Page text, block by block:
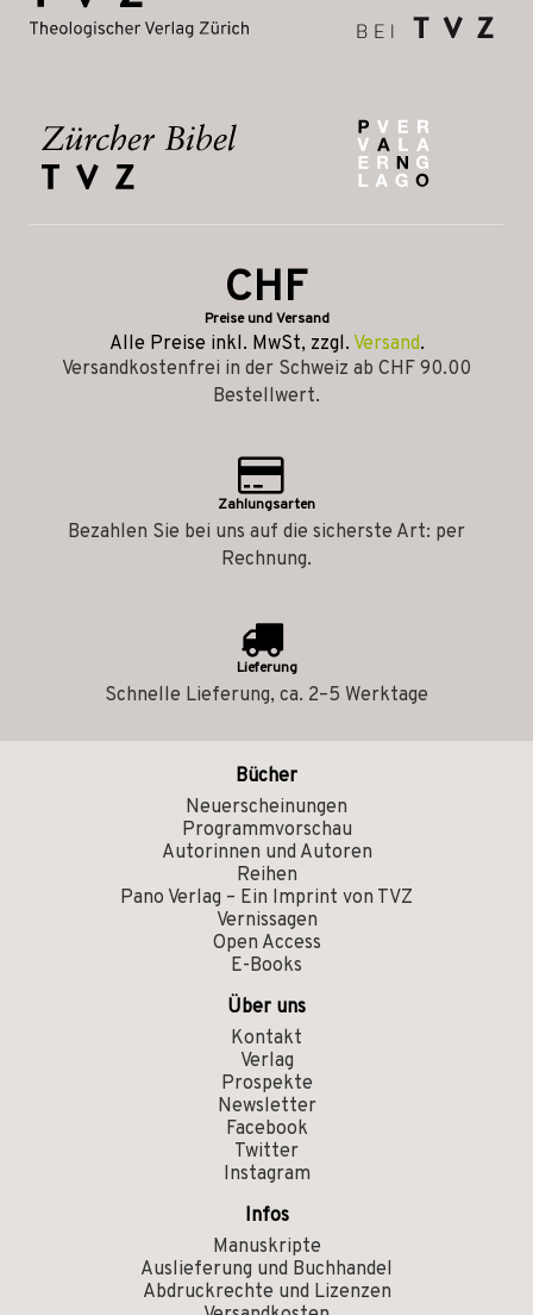
CHF
Preise und Versand
Alle Preise inkl. MwSt, zzgl. Versand.
Versandkostenfrei in der Schweiz ab CHF 90.00
Bestellwert.
Zahlungsarten
Bezahlen Sie bei uns auf die sicherste Art: per
Rechnung.
Lieferung
Schnelle Lieferung, ca. 2–5 Werktage
Bücher
Neuerscheinungen
Programmvorschau
Autorinnen und Autoren
Reihen
Pano Verlag – Ein Imprint von TVZ
Vernissagen
Open Access
E-Books
Über uns
Kontakt
Verlag
Prospekte
Newsletter
Facebook
Twitter
Instagram
Infos
Manuskripte
Auslieferung und Buchhandel
Abdruckrechte und Lizenzen